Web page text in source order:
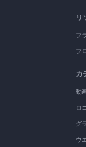
リ
ブ
ブ
カ
動
ロ
グ
ウ